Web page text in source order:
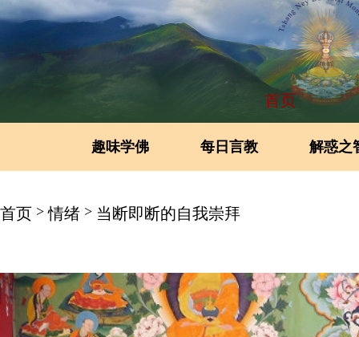
首页
趣味学佛 每日言教 解惑之
首页 > 情绪 > 当断即断的自我崇拜